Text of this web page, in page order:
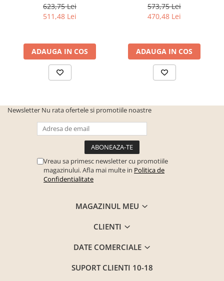
Seturi mobilier birou complet
Canapele copii
Covoare
COVOARE CLASICE
COVOARE PUFOASE(SHAGGY)FIR
Mobilier Gradina
Banci gradina si terasa
623,75 Lei
511,48 Lei
ADAUGA IN COS
573,75 Lei
470,48 Lei
ADAUGA IN COS
Newsletter Nu rata ofertele si promotiile noastre
Vreau sa primesc newsletter cu promotiile
magazinului. Afla mai multe in Politica de
Confidentialitate
MAGAZINUL MEU
CLIENTI
DATE COMERCIALE
SUPORT CLIENTI 10-18